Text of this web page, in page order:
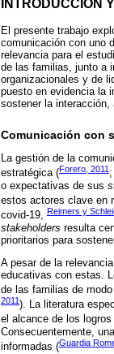
INTRODUCCIÓN
El presente trabajo
comunicación con uno
relevancia para el
de las familias, junto a
organizacionales y de
puesto en evidencia la
sostener la interacción,
Comunicación con
La gestión de la
estratégica (Forero, 2011 ;
o expectativas de sus
estos actores clave en
covid-19, Reimers y
stakeholders resulta
prioritarios para
A pesar de la
educativas con estas.
de las familias de
2011). La literatura
el alcance de los
Consecuentemente,
informadas (Guardia